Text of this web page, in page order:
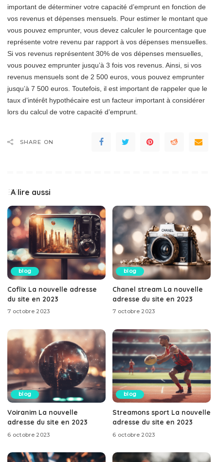
important de déterminer votre capacité d’emprunt en fonction de
vos revenus et dépenses mensuels. Pour estimer le montant que
vous pouvez emprunter, vous devez calculer le pourcentage que
représente votre revenu par rapport à vos dépenses mensuelles.
Si vos revenus représentent 30% de vos dépenses mensuelles,
vous pouvez emprunter jusqu’à 3 fois vos revenus. Ainsi, si vos
revenus mensuels sont de 2 500 euros, vous pouvez emprunter
jusqu’à 7 500 euros. Toutefois, il est important de rappeler que le
taux d’intérêt hypothécaire est un facteur important à considérer
lors du calcul de votre capacité d’emprunt.
SHARE ON
A lire aussi
blog
Coflix La nouvelle adresse
du site en 2023
7 octobre 2023
blog
Chanel stream La nouvelle
adresse du site en 2023
7 octobre 2023
blog
Voiranim La nouvelle
adresse du site en 2023
6 octobre 2023
blog
Streamons sport La nouvelle
adresse du site en 2023
6 octobre 2023